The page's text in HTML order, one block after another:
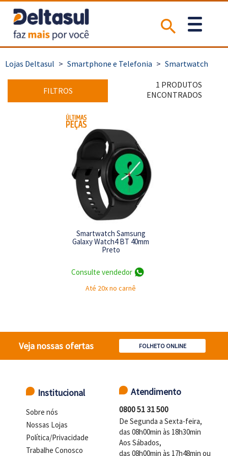
> Smartphone e Telefonia > Smartwatch
FILTROS
1 PRODUTOS
ENCONTRADOS
Smartwatch Samsung
Galaxy Watch4 BT 40mm
Preto
Consulte vendedor
Até 20x no carnê
Veja nossas ofertas FOLHETO ONLINE
Institucional
Sobre nós
Nossas Lojas
Política/Privacidade
Trabalhe Conosco
Atendimento
0800 51 31 500
De Segunda a Sexta-feira,
das 08h00min às 18h30min
Aos Sábados,
das 08h00min às 17h48min ou